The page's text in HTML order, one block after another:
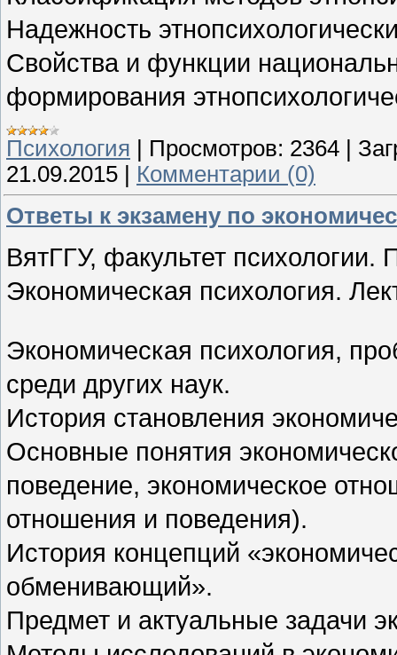
Надежность
Свойства и функции
формирования
Психология | Просмотров: 2364 |
21.09.2015 | Комментарии (0)
Ответы к экзамену по
ВятГГУ, факультет
Экономическая психология.
Экономическая психология,
среди других наук.
История становления
Основные понятия
поведение, экономическое
отношения и поведения).
История концепций
обменивающий».
Предмет и актуальные задачи